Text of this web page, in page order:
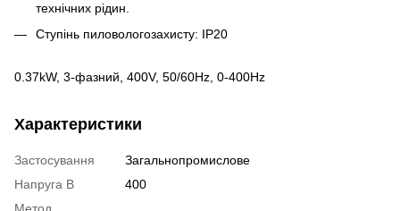
технічних рідин.
Ступінь пиловологозахисту: IP20
0.37kW, 3-фазний, 400V, 50/60Hz, 0-400Hz
Характеристики
Застосування
Загальнопромислове
Напруга В
400